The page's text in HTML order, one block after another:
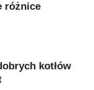
różnice
kotłów